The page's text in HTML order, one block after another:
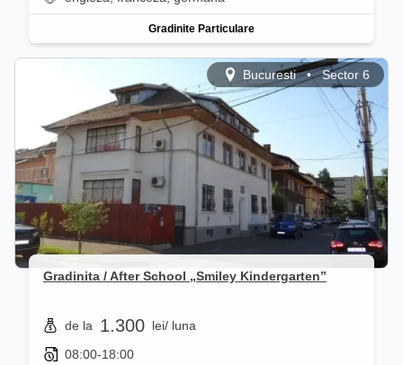
Gradinite Particulare
Bucuresti•Sector 6
Gradinita / After School „Smiley Kindergarten”
de la 1.300 lei/ luna
08:00-18:00